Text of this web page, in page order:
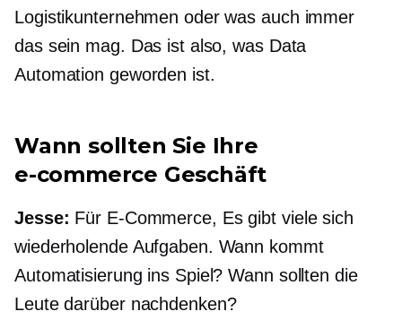
Logistikunternehmen oder was auch immer
das sein mag. Das ist also, was Data
Automation geworden ist.
Wann sollten Sie Ihre
e-commerce Geschäft
Jesse: Für E-Commerce, Es gibt viele sich
wiederholende Aufgaben. Wann kommt
Automatisierung ins Spiel? Wann sollten die
Leute darüber nachdenken?